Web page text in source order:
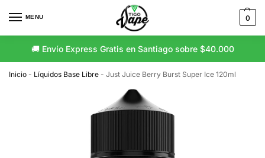
MENU 0
🚚 Envío Express Gratis en Santiago sobre $40.000
Inicio - Líquidos Base Libre - Just Juice Berry Burst Super Ice 120ml